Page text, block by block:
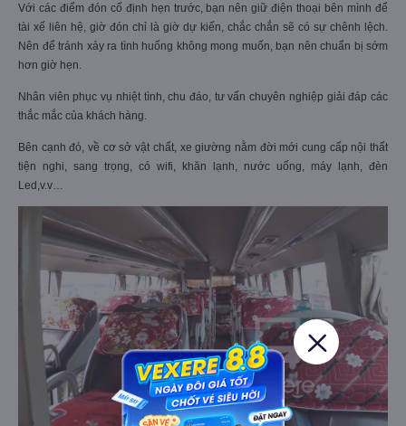
Với các điểm đón cố định hẹn trước, bạn nên giữ điện thoại bên mình để
tài xế liên hệ, giờ đón chỉ là giờ dự kiến, chắc chắn sẽ có sự chênh lệch.
Nên để tránh xảy ra tình huống không mong muốn, bạn nên chuẩn bị sớm
hơn giờ hẹn.
Nhân viên phục vụ nhiệt tình, chu đáo, tư vấn chuyên nghiệp giải đáp các
thắc mắc của khách hàng.
Bên cạnh đó, về cơ sở vật chất, xe giường nằm đời mới cung cấp nội thất
tiện nghi, sang trọng, có wifi, khăn lạnh, nước uống, máy lạnh, đèn
Led,v.v…